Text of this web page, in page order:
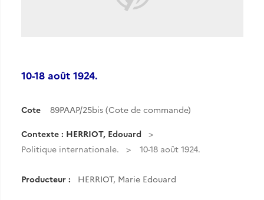
10-18 août 1924.
Cote 89PAAP/25bis (Cote de commande)
Contexte : HERRIOT, Edouard
Politique internationale.
10-18 août 1924.
Producteur : HERRIOT, Marie Edouard